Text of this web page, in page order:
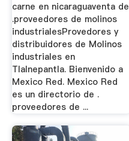
carne en nicaraguaventa de
.proveedores de molinos
industrialesProvedores y
distribuidores de Molinos
industriales en
Tlalnepantla. Bienvenido a
Mexico Red. Mexico Red
es un directorio de .
proveedores de ...